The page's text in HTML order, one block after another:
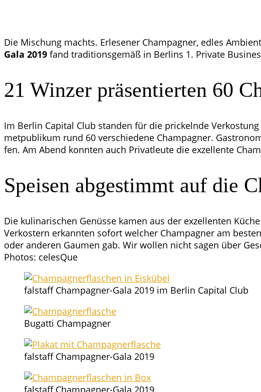
Die Mischung machts. Erle­se­ner Cham­pa­gner, edles
Gala 2019 fand tra­di­ti­ons­ge­mäß in Ber­lins 1. Pri­va­te
21 Win­zer prä­sen­tier­ten 60
Im Ber­lin Capi­tal Club stan­den für die pri­ckeln­de
met­pu­bli­kum rund 60 ver­schie­de­ne Cham­pa­gner.
fen. Am Abend konn­ten auch Pri­vat­leu­te die exzel­len­te
Spei­sen abge­stimmt auf die
Die kuli­na­ri­schen Genüs­se kamen aus der exzel­len­ten
Ver­kos­tern erkann­ten sofort wel­cher Cham­pa­gner am
oder ande­ren Gau­men gab. Wir wol­len nicht sagen über
Pho­tos: celesQue
fal­staff Cham­pa­gner-Gala 2019 im Ber­lin Capi­tal Club
Bug­at­ti Champagner
fal­staff Cham­pa­gner-Gala 2019
fal­staff Cham­pa­gner-Gala 2019